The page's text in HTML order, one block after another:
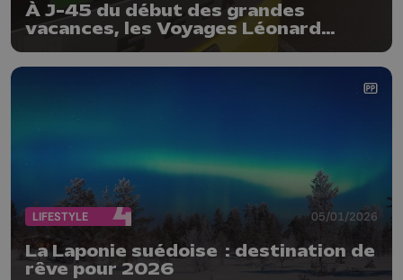
À J-45 du début des grandes
vacances, les Voyages Léonard
voyager a toujours la cote
LIFESTYLE 05/01/2026
La Laponie suédoise : destination de
rêve pour 2026